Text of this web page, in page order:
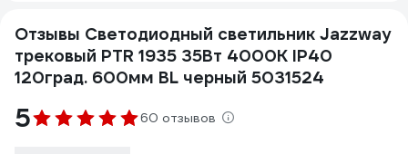
Отзывы Светодиодный светильник Jazzway
трековый PTR 1935 35Вт 4000К IP40
120град. 600мм BL черный 5031524
5 60 отзывов